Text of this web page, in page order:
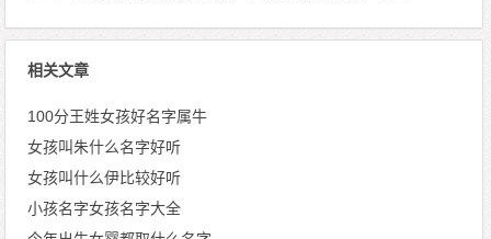
相关文章
100分王姓女孩好名字属牛
女孩叫朱什么名字好听
女孩叫什么伊比较好听
小孩名字女孩名字大全